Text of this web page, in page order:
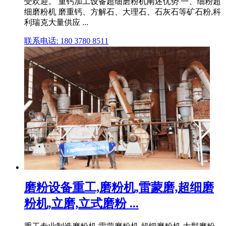
细磨粉机 磨重钙、方解石、大理石、石灰石等矿石粉,科
利瑞克大量供应 ...
联系电话: 180 3780 8511
磨粉设备重工,磨粉机,雷蒙磨,超细磨
粉机,立磨,立式磨粉 ...